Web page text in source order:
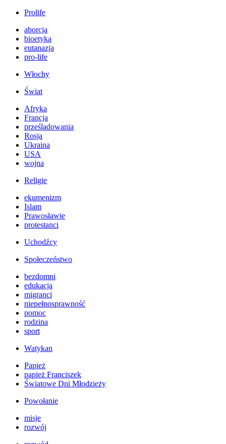
Prolife
aborcja
bioetyka
eutanazja
pro-life
Włochy
Świat
Afryka
Francja
prześladowania
Rosja
Ukraina
USA
wojna
Religie
ekumenizm
Islam
Prawosławie
protestanci
Uchodźcy
Społeczeństwo
bezdomni
edukacja
migranci
niepełnosprawność
pomoc
rodzina
sport
Watykan
Papież
papież Franciszek
Światowe Dni Młodzieży
Powołanie
misje
rozwój